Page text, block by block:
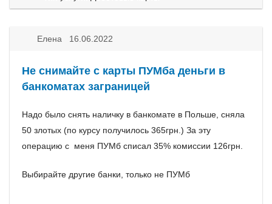
Елена 16.06.2022
Не снимайте с карты ПУМба деньги в
банкоматах заграницей
Надо было снять наличку в банкомате в Польше, сняла
50 злотых (по курсу получилось 365грн.) За эту
операцию с меня ПУМб списал 35% комиссии 126грн.
Выбирайте другие банки, только не ПУМб